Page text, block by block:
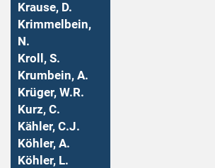
Krause, D.
Krimmelbein,
N.
Kroll, S.
Krumbein, A.
Krüger, W.R.
Kurz, C.
Kähler, C.J.
Köhler, A.
Köhler, L.